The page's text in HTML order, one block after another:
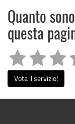
Quanto
questa
Vota il servizio!